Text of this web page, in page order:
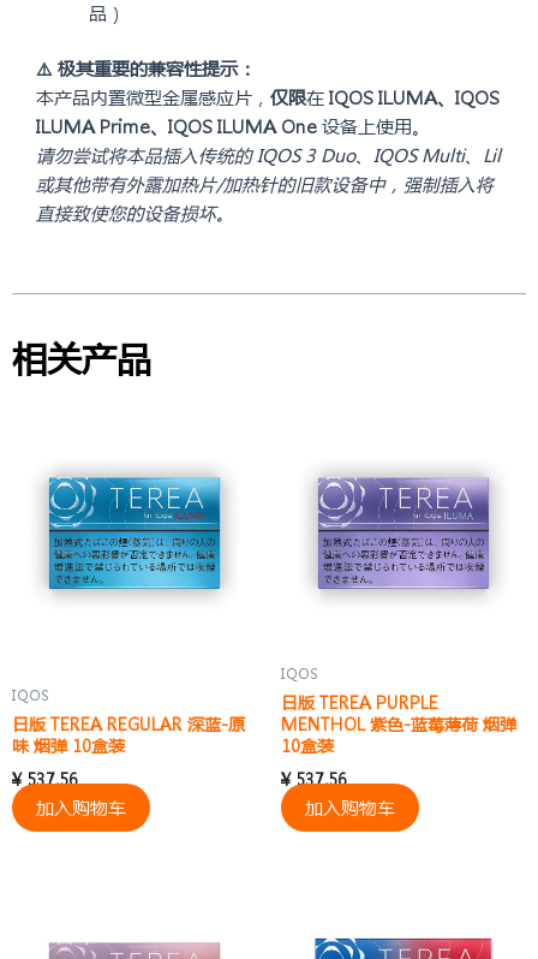
品）
⚠️ 极其重要的兼容性提示：
本产品内置微型金属感应片， 仅限在 IQOS ILUMA、IQOS
ILUMA Prime、IQOS ILUMA One 设备上使用。
请勿尝试将本品插入传统的 IQOS 3 Duo、IQOS Multi、Lil
或其他带有外露加热片/加热针的旧款设备中，强制插入将
直接致使您的设备损坏。
相关产品
IQOS
日版 TEREA REGULAR 深蓝-原
味 烟弹 10盒装
¥537.56
加入购物车
IQOS
日版 TEREA PURPLE
MENTHOL 紫色-蓝莓薄荷 烟弹
10盒装
¥537.56
加入购物车